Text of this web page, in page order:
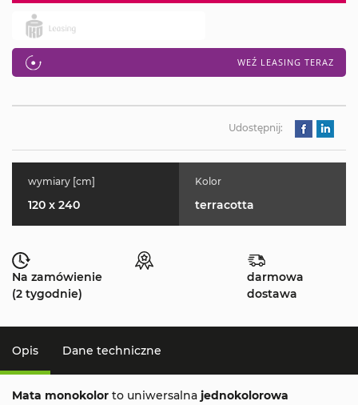
WEŹ LEASING TERAZ
Udostępnij:
wymiary [cm]
120 x 240
Kolor
terracotta
Na zamówienie
(2 tygodnie)
darmowa
dostawa
Opis Dane techniczne
Mata monokolor to uniwersalna jednokolorowa